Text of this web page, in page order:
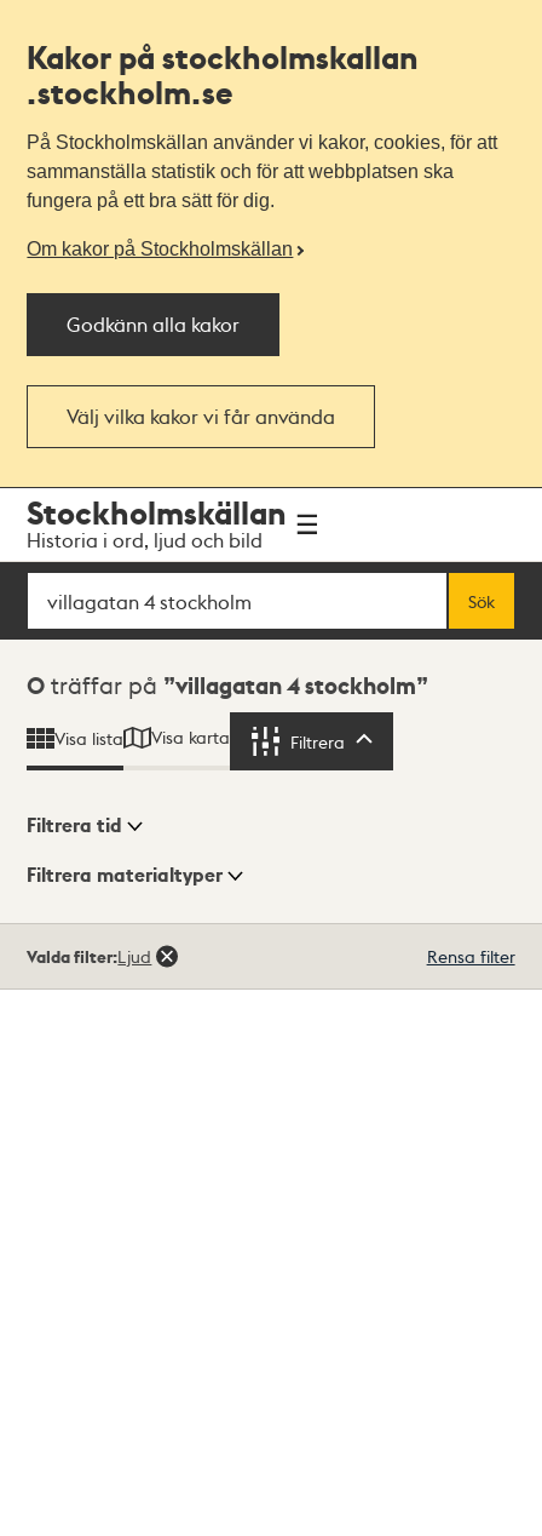
Kakor på stockholmskallan
.stockholm.se
På Stockholmskällan använder vi kakor, cookies, för att
sammanställa statistik och för att webbplatsen ska
fungera på ett bra sätt för dig.
Om kakor på Stockholmskällan
Godkänn alla kakor
Välj vilka kakor vi får använda
navigationen
huvudinnehållet
Stockholmskällan
Historia i ord, ljud och bild
Sök
Sök
Sökresultat
0 träffar på villagatan 4 stockholm
Visa lista Visa karta Filtrera
Visningsläge
Filtrera tid
Filtrera materialtyper
träffar
Valda filter:Ljud Rensa filter